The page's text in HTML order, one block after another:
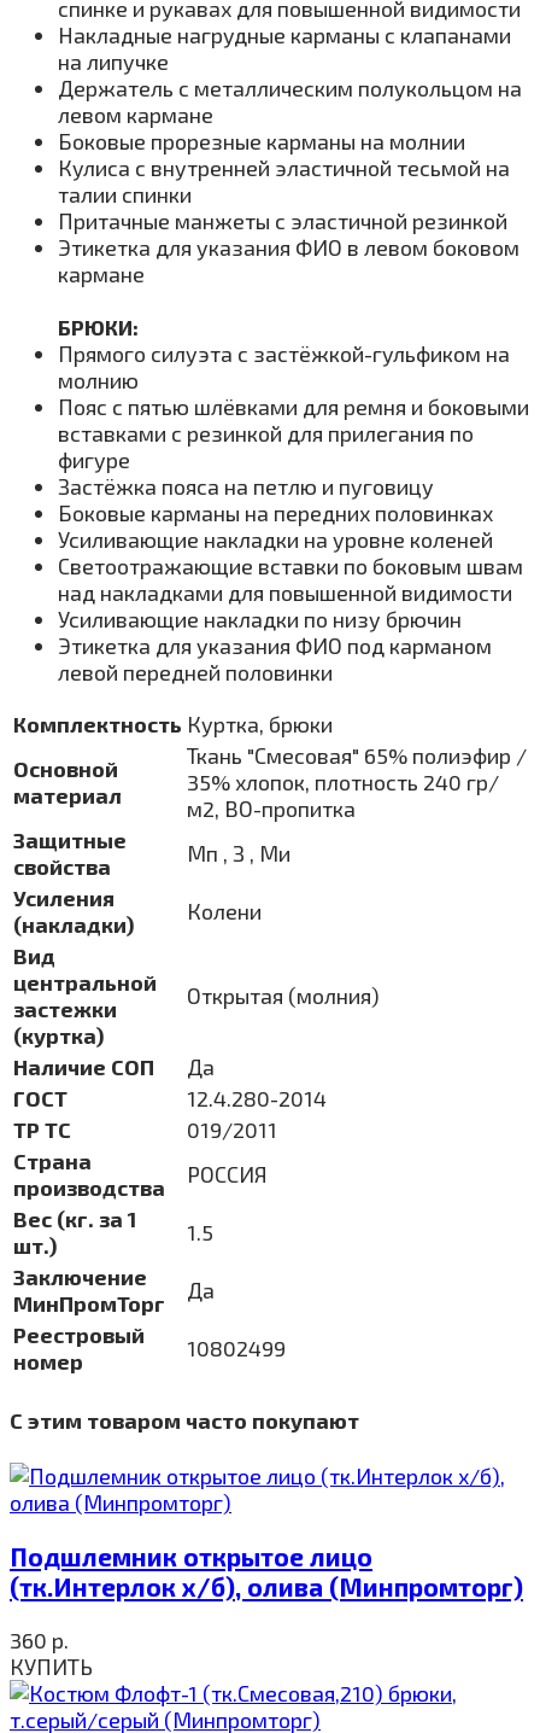
спинке и рукавах для повышенной видимости
Накладные нагрудные карманы с клапанами
на липучке
Держатель с металлическим полукольцом на
левом кармане
Боковые прорезные карманы на молнии
Кулиса с внутренней эластичной тесьмой на
талии спинки
Притачные манжеты с эластичной резинкой
Этикетка для указания ФИО в левом боковом
кармане
БРЮКИ:
Прямого силуэта с застёжкой-гульфиком на
молнию
Пояс с пятью шлёвками для ремня и боковыми
вставками с резинкой для прилегания по
фигуре
Застёжка пояса на петлю и пуговицу
Боковые карманы на передних половинках
Усиливающие накладки на уровне коленей
Светоотражающие вставки по боковым швам
над накладками для повышенной видимости
Усиливающие накладки по низу брючин
Этикетка для указания ФИО под карманом
левой передней половинки
Комплектность Куртка, брюки
Основной
материал
Ткань "Смесовая" 65% полиэфир /
35% хлопок, плотность 240 гр/
м2, ВО-пропитка
Защитные
свойства
Мп , З , Ми
Усиления
(накладки)
Колени
Вид
центральной
застежки
(куртка)
Открытая (молния)
Наличие СОП
Да
ГОСТ
12.4.280-2014
ТР ТС
019/2011
Страна
производства
РОССИЯ
Вес (кг. за 1
шт.)
1.5
Заключение
МинПромТорг
Да
Реестровый
номер
10802499
С этим товаром часто покупают
Подшлемник открытое лицо
(тк.Интерлок х/б), олива (Минпромторг)
360 р.
КУПИТЬ